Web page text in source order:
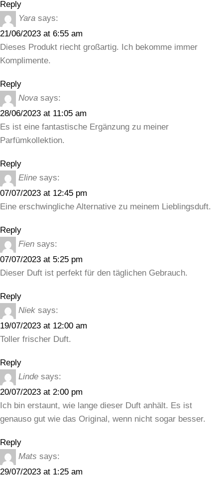
Reply
Yara says:
21/06/2023 at 6:55 am
Dieses Produkt riecht großartig. Ich bekomme immer
Komplimente.
Reply
Nova says:
28/06/2023 at 11:05 am
Es ist eine fantastische Ergänzung zu meiner
Parfümkollektion.
Reply
Eline says:
07/07/2023 at 12:45 pm
Eine erschwingliche Alternative zu meinem Lieblingsduft.
Reply
Fien says:
07/07/2023 at 5:25 pm
Dieser Duft ist perfekt für den täglichen Gebrauch.
Reply
Niek says:
19/07/2023 at 12:00 am
Toller frischer Duft.
Reply
Linde says:
20/07/2023 at 2:00 pm
Ich bin erstaunt, wie lange dieser Duft anhält. Es ist
genauso gut wie das Original, wenn nicht sogar besser.
Reply
Mats says:
29/07/2023 at 1:25 am